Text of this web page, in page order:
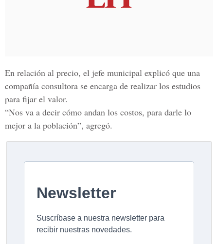
En relación al precio, el jefe municipal explicó que una
compañía consultora se encarga de realizar los estudios
para fijar el valor.
“Nos va a decir cómo andan los costos, para darle lo
mejor a la población”, agregó.